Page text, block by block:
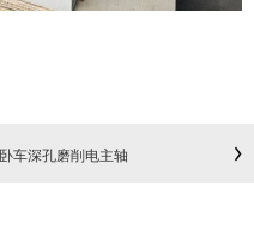
卧车深孔磨削电主轴